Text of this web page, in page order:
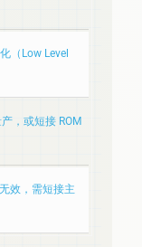
（Low Level
，或短接 ROM
效，需短接主